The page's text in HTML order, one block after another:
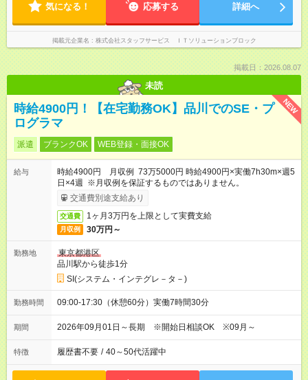
気になる！ 応募する 詳細へ
掲載元企業名 株式会社スタッフサービス ＩＴソリューションブロック
掲載日：2026.08.07
未読
NEW
時給4900円！【在宅勤務OK】品川でのSE・プ
ログラマ
派遣 ブランクOK WEB登録・面接OK
給与
時給4900円 月収例 73万5000円 時給4900円×実働7h30m×週5
日×4週 ※月収例を保証するものではありません。
交通費別途支給あり
交通費 1ヶ月3万円を上限として実費支給
月収例 30万円～
勤務地
東京都港区
品川駅から徒歩1分
SI(システム・インテグレ－タ－)
勤務時間 09:00-17:30（休憩60分）実働7時間30分
期間 2026年09月01日～長期 ※開始日相談OK ※09月～
特徴 履歴書不要 / 40～50代活躍中